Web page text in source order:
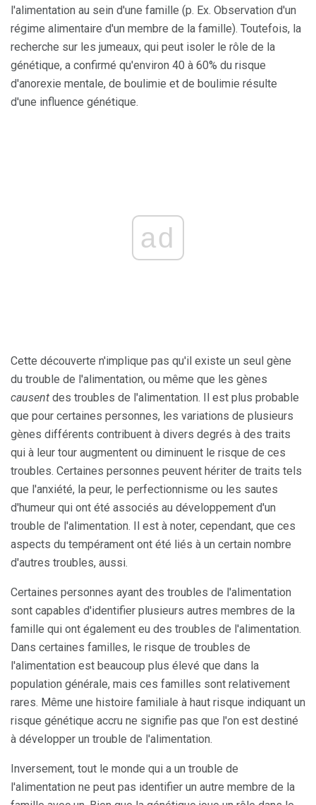
l'alimentation au sein d'une famille (p. Ex. Observation d'un
régime alimentaire d'un membre de la famille). Toutefois, la
recherche sur les jumeaux, qui peut isoler le rôle de la
génétique, a confirmé qu'environ 40 à 60% du risque
d'anorexie mentale, de boulimie et de boulimie résulte
d'une influence génétique.
ad
Cette découverte n'implique pas qu'il existe un seul gène
du trouble de l'alimentation, ou même que les gènes
causent des troubles de l'alimentation. Il est plus probable
que pour certaines personnes, les variations de plusieurs
gènes différents contribuent à divers degrés à des traits
qui à leur tour augmentent ou diminuent le risque de ces
troubles. Certaines personnes peuvent hériter de traits tels
que l'anxiété, la peur, le perfectionnisme ou les sautes
d'humeur qui ont été associés au développement d'un
trouble de l'alimentation. Il est à noter, cependant, que ces
aspects du tempérament ont été liés à un certain nombre
d'autres troubles, aussi.
Certaines personnes ayant des troubles de l'alimentation
sont capables d'identifier plusieurs autres membres de la
famille qui ont également eu des troubles de l'alimentation.
Dans certaines familles, le risque de troubles de
l'alimentation est beaucoup plus élevé que dans la
population générale, mais ces familles sont relativement
rares. Même une histoire familiale à haut risque indiquant un
risque génétique accru ne signifie pas que l'on est destiné
à développer un trouble de l'alimentation.
Inversement, tout le monde qui a un trouble de
l'alimentation ne peut pas identifier un autre membre de la